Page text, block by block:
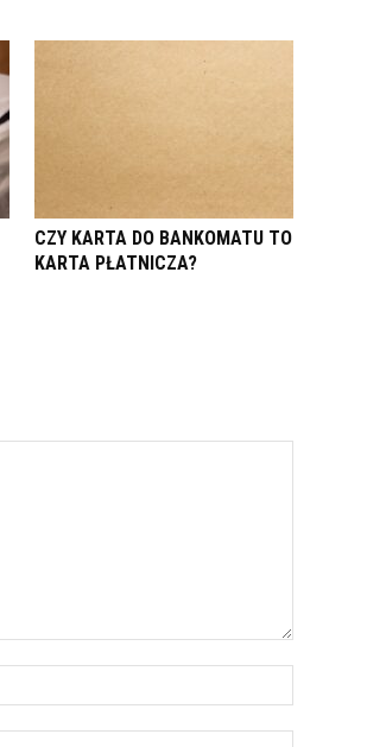
CZY KARTA DO BANKOMATU TO
KARTA PŁATNICZA?